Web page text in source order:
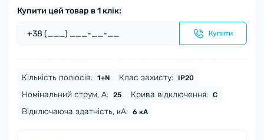
Купити цей товар в 1 клік:
Купити
Кількість полюсів: 1+N Клас захисту: IP20
Номінальний струм, А: 25 Крива відключення: C
Відключаюча здатність, кА: 6 кА